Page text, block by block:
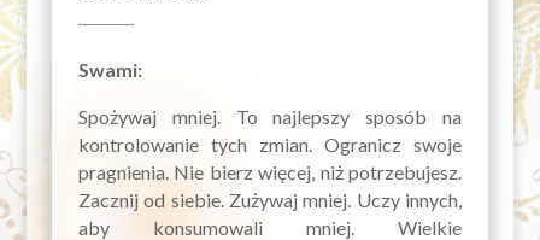
Swami:
Spożywaj mniej. To najlepszy sposób na
kontrolowanie tych zmian. Ogranicz swoje
pragnienia. Nie bierz więcej, niż potrzebujesz.
Zacznij od siebie. Zużywaj mniej. Uczy innych,
aby konsumowali mniej. Wielkie